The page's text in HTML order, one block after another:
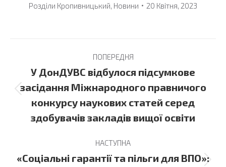
Розділи Кропивницький, Новини 20 Квітня, 2023
navigation
ПОПЕРЕДНЯ
Previous
post:
У ДонДУВС відбулося підсумкове
засідання Міжнародного правничого
конкурсу наукових статей серед
здобувачів закладів вищої освіти
НАСТУПНА
Next
«Соціальні гарантії та пільги для ВПО»: